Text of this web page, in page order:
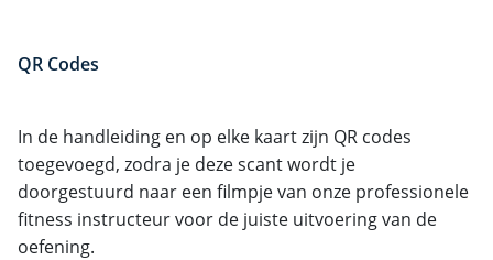
QR Codes
In de handleiding en op elke kaart zijn QR codes
toegevoegd, zodra je deze scant wordt je
doorgestuurd naar een filmpje van onze professionele
fitness instructeur voor de juiste uitvoering van de
oefening.